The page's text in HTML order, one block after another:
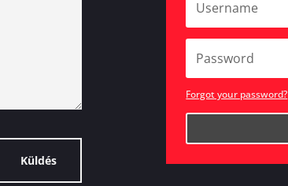
Küldés
Forgot your password?